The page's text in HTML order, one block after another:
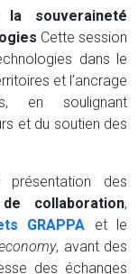
souveraineté
Cette session
dans le
et l’ancrage
en soulignant
et du soutien des
des
collaboration,
GRAPPA et le
, avant des
des échanges